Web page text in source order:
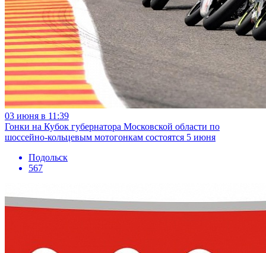
03 июня в 11:39
Гонки на Кубок губернатора Московской области по
шоссейно-кольцевым мотогонкам состоятся 5 июня
Подольск
567